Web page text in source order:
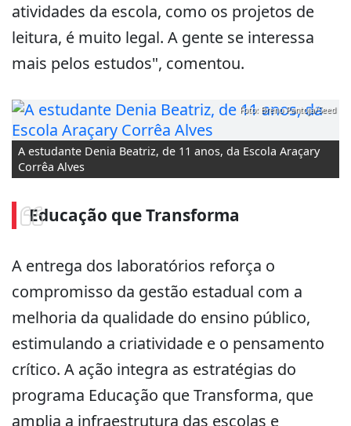
atividades da escola, como os projetos de
leitura, é muito legal. A gente se interessa
mais pelos estudos", comentou.
A estudante Denia Beatriz, de 11 anos, da Escola Araçary
Corrêa Alves
Foto: Breno Pantoja/Seed
Educação que Transforma
A entrega dos laboratórios reforça o
compromisso da gestão estadual com a
melhoria da qualidade do ensino público,
estimulando a criatividade e o pensamento
crítico. A ação integra as estratégias do
programa Educação que Transforma, que
amplia a infraestrutura das escolas e